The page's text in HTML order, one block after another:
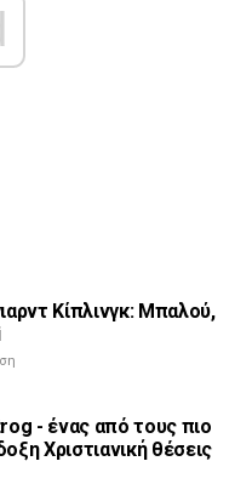
Κίπλινγκ: Μπαλού,
- ένας από τους πιο
Χριστιανική θέσεις